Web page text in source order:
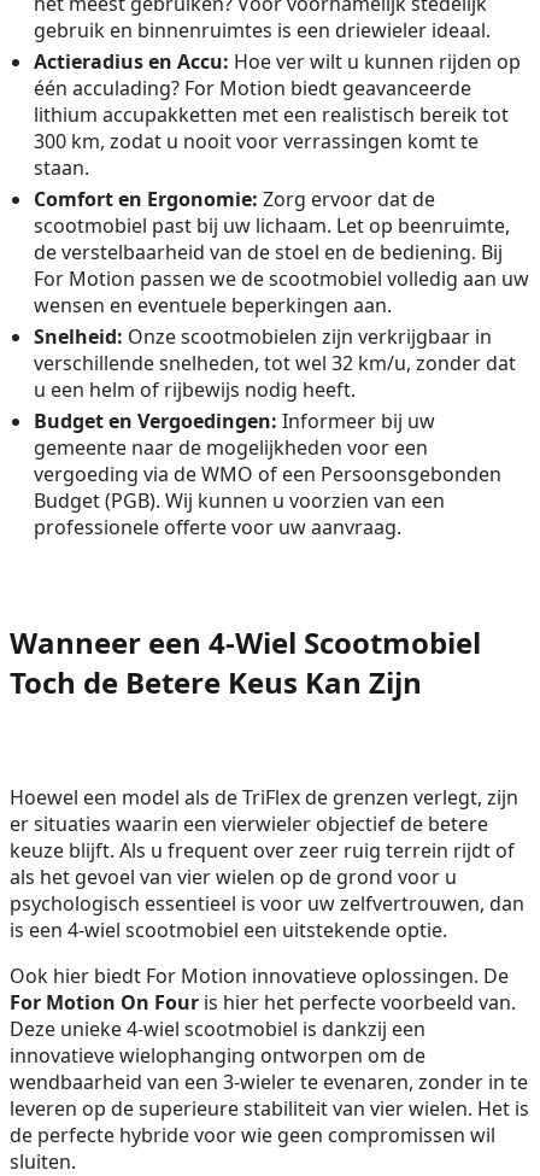
gebruik en binnenruimtes is een driewieler ideaal.
Actieradius en Accu: Hoe ver wilt u kunnen rijden op
één acculading? For Motion biedt geavanceerde
lithium accupakketten met een realistisch bereik tot
300 km, zodat u nooit voor verrassingen komt te
staan.
Comfort en Ergonomie: Zorg ervoor dat de
scootmobiel past bij uw lichaam. Let op beenruimte,
de verstelbaarheid van de stoel en de bediening. Bij
For Motion passen we de scootmobiel volledig aan uw
wensen en eventuele beperkingen aan.
Snelheid: Onze scootmobielen zijn verkrijgbaar in
verschillende snelheden, tot wel 32 km/u, zonder dat
u een helm of rijbewijs nodig heeft.
Budget en Vergoedingen: Informeer bij uw
gemeente naar de mogelijkheden voor een
vergoeding via de WMO of een Persoonsgebonden
Budget (PGB). Wij kunnen u voorzien van een
professionele offerte voor uw aanvraag.
Wanneer een 4-Wiel Scootmobiel
Toch de Betere Keus Kan Zijn
Hoewel een model als de TriFlex de grenzen verlegt, zijn
er situaties waarin een vierwieler objectief de betere
keuze blijft. Als u frequent over zeer ruig terrein rijdt of
als het gevoel van vier wielen op de grond voor u
psychologisch essentieel is voor uw zelfvertrouwen, dan
is een 4-wiel scootmobiel een uitstekende optie.
Ook hier biedt For Motion innovatieve oplossingen. De
For Motion On Four is hier het perfecte voorbeeld van.
Deze unieke 4-wiel scootmobiel is dankzij een
innovatieve wielophanging ontworpen om de
wendbaarheid van een 3-wieler te evenaren, zonder in te
leveren op de superieure stabiliteit van vier wielen. Het is
de perfecte hybride voor wie geen compromissen wil
sluiten.